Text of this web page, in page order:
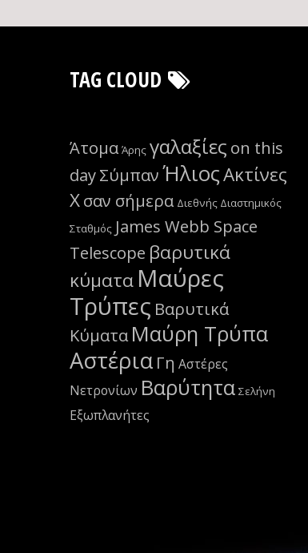
TAG CLOUD
Άτομα Άρης γαλαξίες on this
dayΣύμπανΉλιοςΑκτίνες
Χσαν σήμερα Διεθνής Διαστημικός
Σταθμός James Webb Space
Telescope βαρυτικά
κύματα Μαύρες
Τρύπες Βαρυτικά
Κύματα Μαύρη Τρύπα
Αστέρια Γη Αστέρες
Νετρονίων Βαρύτητα Σελήνη
Εξωπλανήτες